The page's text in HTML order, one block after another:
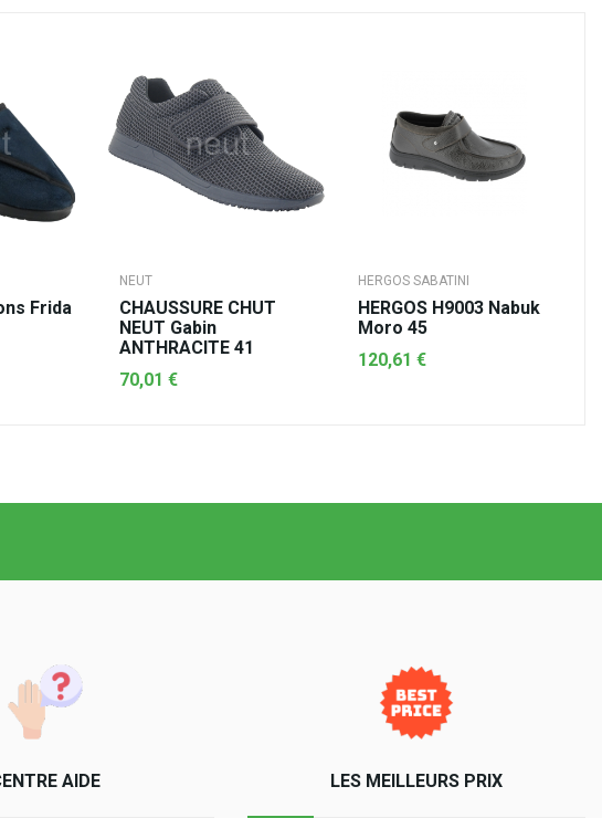
Frida
NEUT
CHAUSSURE CHUT
NEUT Gabin
ANTHRACITE 41
70,01 €
HERGOS SABATINI
HERGOS H9003 Nabuk
Moro 45
120,61 €
AIDE LES MEILLEURS PRIX